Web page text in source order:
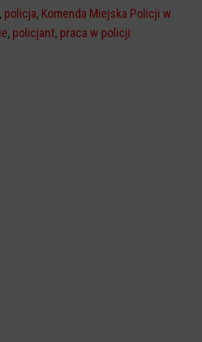
, policja, Komenda Miejska Policji w
, policjant, praca w policji